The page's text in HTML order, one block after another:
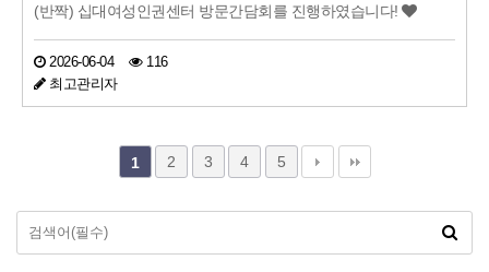
(반짝) 십대여성인권센터 방문간담회를 진행하였습니다!
2026-06-04
116
최고관리자
1 2 3 4 5